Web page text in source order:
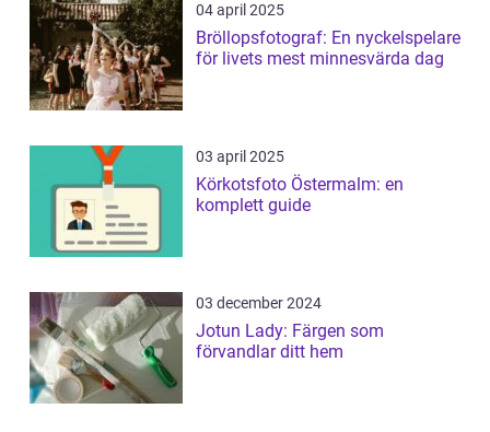
04 april 2025
Bröllopsfotograf: En nyckelspelare
för livets mest minnesvärda dag
03 april 2025
Körkotsfoto Östermalm: en
komplett guide
03 december 2024
Jotun Lady: Färgen som
förvandlar ditt hem